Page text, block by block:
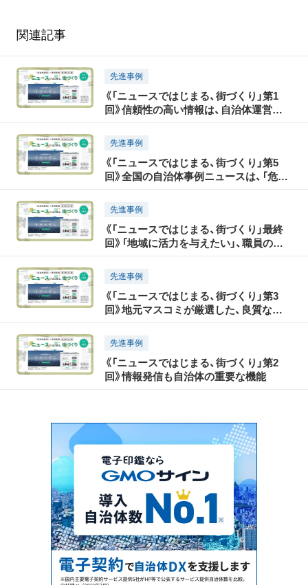
関連記事
先進事例
《「ニュースではじまる、街づくり」第1
回》信頼性の高い情報は、自治体運営の
先進事例
《「ニュースではじまる、街づくり」第5
回》全国の自治体事例ニュースは、「危機
先進事例
《「ニュースではじまる、街づくり」最終
回》「地域に活力を与えたい」、職員の想
先進事例
《「ニュースではじまる、街づくり」第3
回》地元マスコミが厳選した、良質な地
先進事例
《「ニュースではじまる、街づくり」第2
回》情報発信も自治体の重要な機能